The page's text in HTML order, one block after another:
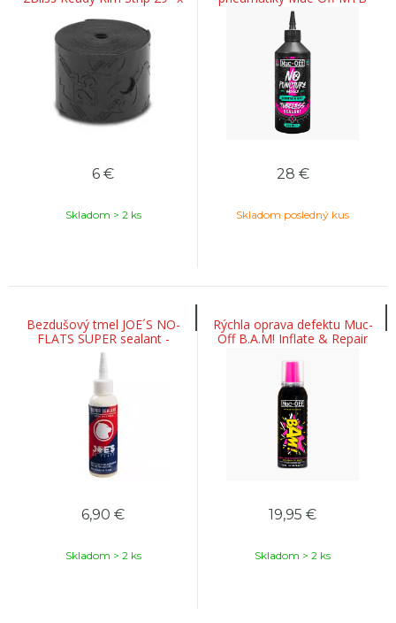
26 mm
6 €
Skladom > 2 ks
Tubeless sealant 500ml
28 €
Skladom posledný kus
Bezdušový tmel JOE´S NO-
FLATS SUPER sealant -
125ml
6,90 €
Skladom > 2 ks
Rýchla oprava defektu Muc-
Off B.A.M! Inflate & Repair
19,95 €
Skladom > 2 ks